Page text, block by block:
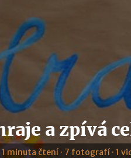
a zpívá
1 minuta čtení · 7 fotografí · 1